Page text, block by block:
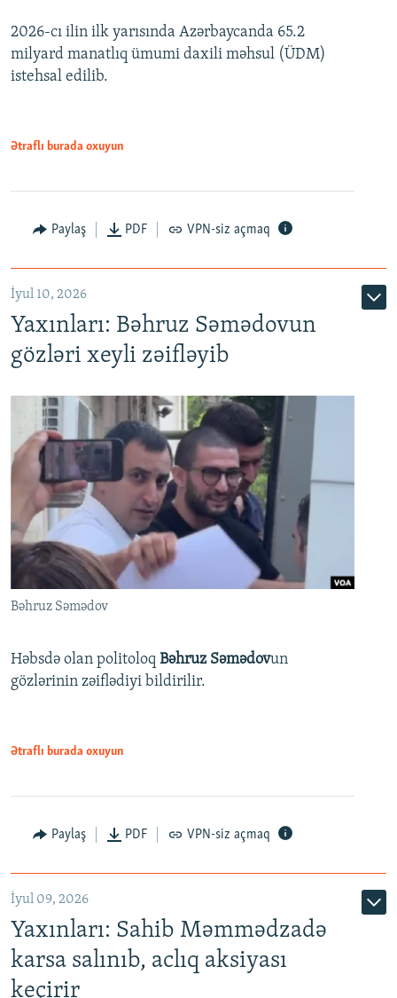
Auto 240p 360p 480p
360p
480p
2026-cı ilin ilk yarısında Azərbaycanda 65.2
milyard manatlıq ümumi daxili məhsul (ÜDM)
istehsal edilib.
Ətraflı burada oxuyun
Paylaş PDF VPN-siz açmaq
İyul 10, 2026
Yaxınları: Bəhruz Səmədovun
gözləri xeyli zəifləyib
Bəhruz Səmədov
Həbsdə olan politoloq Bəhruz Səmədovun
gözlərinin zəiflədiyi bildirilir.
Ətraflı burada oxuyun
Paylaş PDF VPN-siz açmaq
İyul 09, 2026
Yaxınları: Sahib Məmmədzadə
karsa salınıb, aclıq aksiyası
keçirir